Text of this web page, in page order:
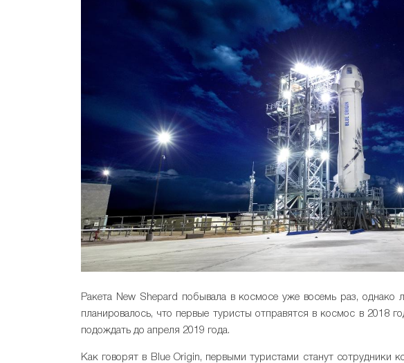
Ракета New Shepard побывала в космосе уже восемь раз, однако
планировалось, что первые туристы отправятся в космос в 2018
подождать до апреля 2019 года.
Как говорят в Blue Origin, первыми туристами станут сотрудники